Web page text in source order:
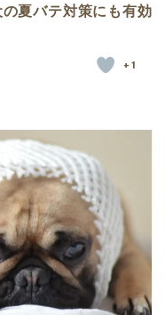
夏バテ対策にも有効
+1